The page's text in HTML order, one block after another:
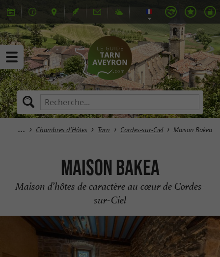
Chambres d'Hôtes Tarn Cordes-sur-Ciel Maison Bakea
Maison Bakea
Maison d’hôtes de caractère au cœur de Cordes-
sur-Ciel